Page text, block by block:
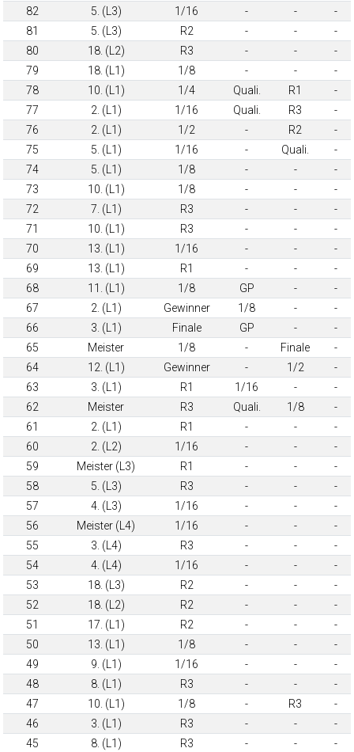
82
5. (L3) 1/16 - -
-
81
5. (L3) R2 - -
-
80
18. (L2) R3 - -
-
79
18. (L1) 1/8 - -
-
78
10. (L1) 1/4 Quali. R1
-
77
2. (L1) 1/16 Quali. R3
-
76
2. (L1) 1/2 - R2
-
75
5. (L1) 1/16 - Quali.
-
74
5. (L1) 1/8 - -
-
73
10. (L1) 1/8 - -
-
72
7. (L1) R3 - -
-
71
10. (L1) R3 - -
-
70
13. (L1) 1/16 - -
-
69
13. (L1) R1 - -
-
68
11. (L1) 1/8 GP -
-
67
2. (L1) Gewinner 1/8 -
-
66
3. (L1) Finale GP -
-
65
Meister 1/8 - Finale
-
64
12. (L1) Gewinner - 1/2
-
63
3. (L1) R1 1/16 -
-
62
Meister R3 Quali. 1/8
-
61
2. (L1) R1 - -
-
60
2. (L2) 1/16 - -
-
59
Meister (L3) R1 - -
-
58
5. (L3) R3 - -
-
57
4. (L3) 1/16 - -
-
56
Meister (L4) 1/16 - -
-
55
3. (L4) R3 - -
-
54
4. (L4) 1/16 - -
-
53
18. (L3) R2 - -
-
52
18. (L2) R2 - -
-
51
17. (L1) R2 - -
-
50
13. (L1) 1/8 - -
-
49
9. (L1) 1/16 - -
-
48
8. (L1) R3 - -
-
47
10. (L1) 1/8 - R3
-
46
3. (L1) R3 - -
-
45
8. (L1) R3 - -
-